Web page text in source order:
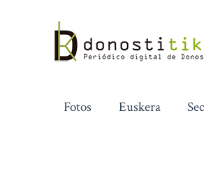
contenido
Fotos Euskera